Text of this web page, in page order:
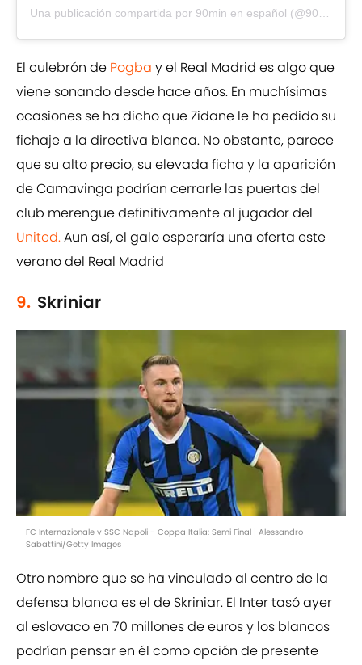
Una publicación compartida por 90min en español (@90min_es) el
El culebrón de Pogba y el Real Madrid es algo que
viene sonando desde hace años. En muchísimas
ocasiones se ha dicho que Zidane le ha pedido su
fichaje a la directiva blanca. No obstante, parece
que su alto precio, su elevada ficha y la aparición
de Camavinga podrían cerrarle las puertas del
club merengue definitivamente al jugador del
United.Aun así, el galo esperaría una oferta este
verano del Real Madrid
9. Skriniar
FC Internazionale v SSC Napoli - Coppa Italia: Semi Final | Alessandro
Sabattini/Getty Images
Otro nombre que se ha vinculado al centro de la
defensa blanca es el de Skriniar. El Inter tasó ayer
al eslovaco en 70 millones de euros y los blancos
podrían pensar en él como opción de presente